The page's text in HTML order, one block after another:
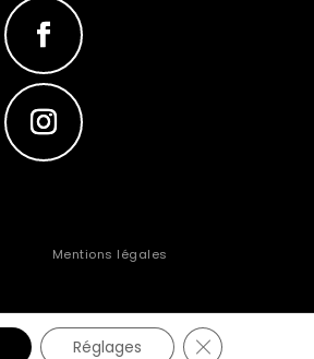
Mentions légales
Réglages Fermer la